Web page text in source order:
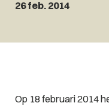
26 feb. 2014
Op 18 februari 2014